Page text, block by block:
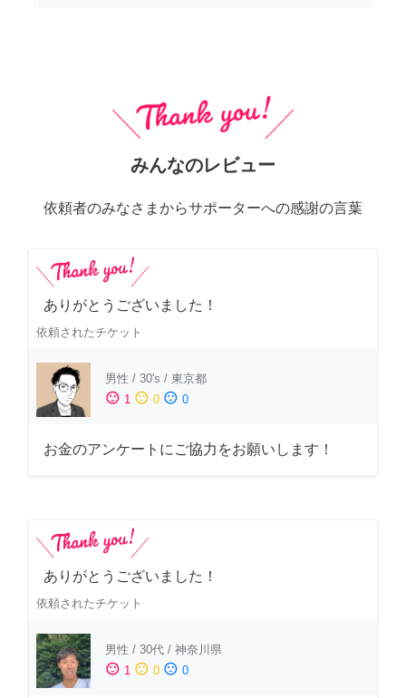
みんなのレビュー
依頼者のみなさまからサポーターへの感謝の言葉
ありがとうございました！
依頼されたチケット
男性 / 30's / 東京都
sentiment_satisfied 1 sentiment_neutral 0 sentiment_dissatisfied 0
お金のアンケートにご協力をお願いします！
ありがとうございました！
依頼されたチケット
男性 / 30代 / 神奈川県
sentiment_satisfied 1 sentiment_neutral 0 sentiment_dissatisfied 0